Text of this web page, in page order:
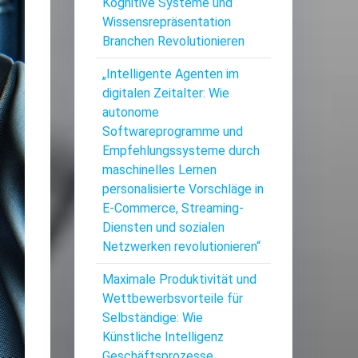
Wissensrepräsentation
Branchen Revolutionieren
„Intelligente Agenten im
digitalen Zeitalter: Wie
autonome
Softwareprogramme und
Empfehlungssysteme durch
maschinelles Lernen
personalisierte Vorschläge in
E-Commerce, Streaming-
Diensten und sozialen
Netzwerken revolutionieren“
Maximale Produktivität und
Wettbewerbsvorteile für
Selbständige: Wie
Künstliche Intelligenz